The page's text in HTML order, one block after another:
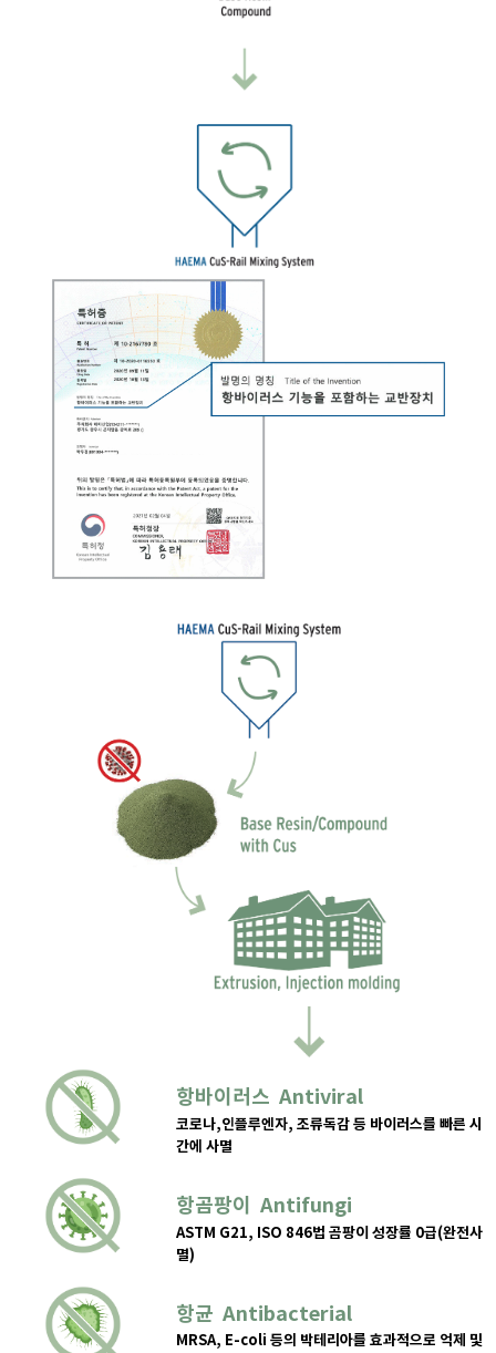
항바이러스 Antiviral
코로나,인플루엔자, 조류독감 등 바이러스를 빠른 시
간에 사멸
항곰팡이 Antifungi
ASTM G21, ISO 846법 곰팡이 성장률 0급(완전사
멸)
항균 Antibacterial
MRSA, E-coli 등의 박테리아를 효과적으로 억제 및